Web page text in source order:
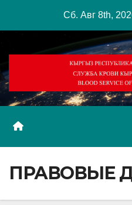
содержимому
Сб. Авг 8th,
ПРАВОВЫЕ